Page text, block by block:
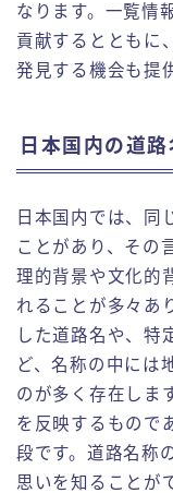
なります。一覧情
貢献するとともに
発見する機会も提
日本国内の道
日本国内では、同
ことがあり、その
理的背景や文化的
れることが多々あ
した道路名や、特
ど、名称の中には
のが多く存在しま
を反映するもので
段です。道路名称
思いを知ることが